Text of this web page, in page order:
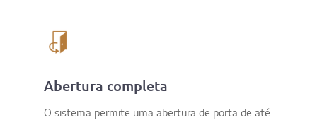
Abertura completa​
O sistema permite uma abertura de porta de até